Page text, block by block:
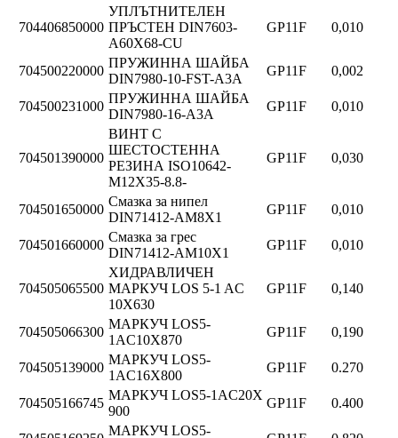
704406850000
УПЛЪТНИТЕЛЕН
ПРЪСТЕН DIN7603-
A60X68-CU
GP11F 0,010
704500220000
ПРУЖИННА ШАЙБА
DIN7980-10-FST-A3A
GP11F 0,002
704500231000
ПРУЖИННА ШАЙБА
DIN7980-16-A3A
GP11F 0,010
704501390000
ВИНТ С
ШЕСТОСТЕННА
РЕЗИНА ISO10642-
M12X35-8.8-
GP11F 0,030
704501650000
Смазка за нипел
DIN71412-AM8X1
GP11F 0,010
704501660000
Смазка за грес
DIN71412-AM10X1
GP11F 0,010
704505065500
ХИДРАВЛИЧЕН
МАРКУЧ LOS 5-1 AC
10X630
GP11F 0,140
704505066300
МАРКУЧ LOS5-
1AC10X870
GP11F 0,190
704505139000
МАРКУЧ LOS5-
1AC16X800
GP11F 0.270
704505166745
МАРКУЧ LOS5-1AC20X
900
GP11F 0.400
МАРКУЧ LOS5-